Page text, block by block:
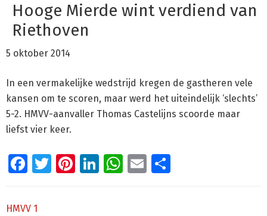
Hooge Mierde wint verdiend van
Riethoven
5 oktober 2014
In een vermakelijke wedstrijd kregen de gastheren vele
kansen om te scoren, maar werd het uiteindelijk ‘slechts’
5-2. HMVV-aanvaller Thomas Castelijns scoorde maar
liefst vier keer.
Facebook
Twitter
Pinterest
LinkedIn
WhatsApp
Email
HMVV 1